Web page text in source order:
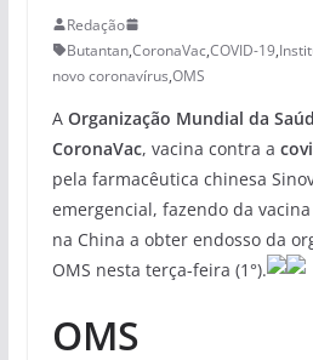
Redação
Butantan,CoronaVac,COVID-19,
novo coronavírus,OMS
A Organização Mundial da
CoronaVac, vacina contra a
pela farmacêutica chinesa
emergencial, fazendo da
na China a obter endosso da
OMS nesta terça-feira (1°).
OMS